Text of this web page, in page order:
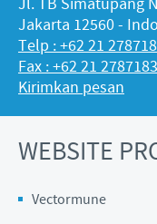
Jl. TB Simatupang
Jakarta 12560 -
Telp : +62 21
Fax : +62 21
Kirimkan pesan
WEBSITE
Vectormune